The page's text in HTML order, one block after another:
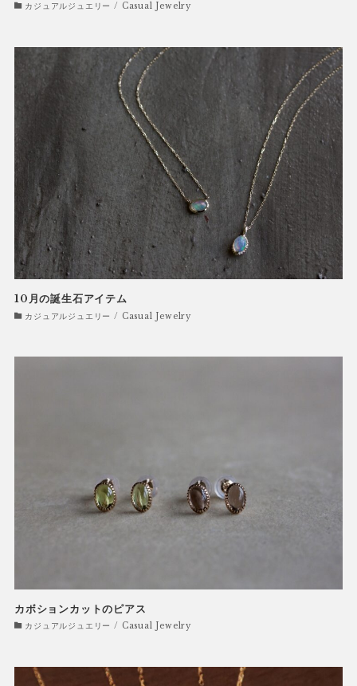
カジュアルジュエリー / Casual Jewelry
10月の誕生石アイテム
カジュアルジュエリー / Casual Jewelry
カボションカットのピアス
カジュアルジュエリー / Casual Jewelry